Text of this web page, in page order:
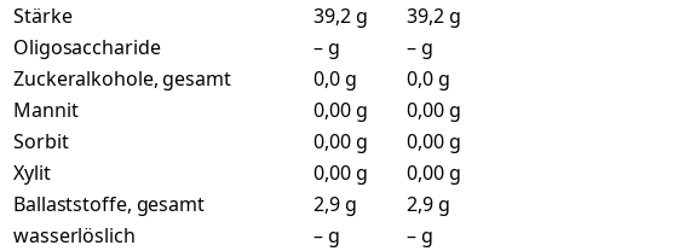
Stärke
39,2 g
39,2 g
Oligosaccharide
– g
– g
Zuckeralkohole, gesamt
0,0 g
0,0 g
Mannit
0,00 g
0,00 g
Sorbit
0,00 g
0,00 g
Xylit
0,00 g
0,00 g
Ballaststoffe, gesamt
2,9 g
2,9 g
wasserlöslich
– g
– g